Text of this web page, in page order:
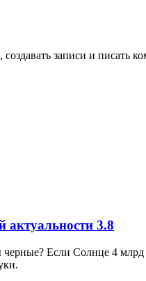
записи и писать
актуальности 3.8
Если Солнце 4